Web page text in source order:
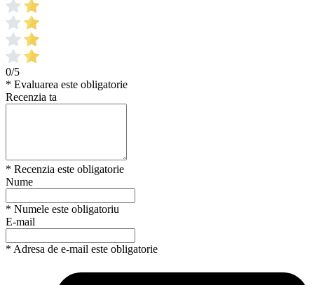
0/5
* Evaluarea este obligatorie
Recenzia ta
* Recenzia este obligatorie
Nume
* Numele este obligatoriu
E-mail
* Adresa de e-mail este obligatorie